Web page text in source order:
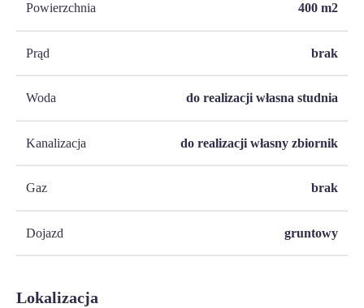
Powierzchnia 400 m2
Prąd brak
Woda do realizacji własna studnia
Kanalizacja do realizacji własny zbiornik
Gaz brak
Dojazd gruntowy
Lokalizacja